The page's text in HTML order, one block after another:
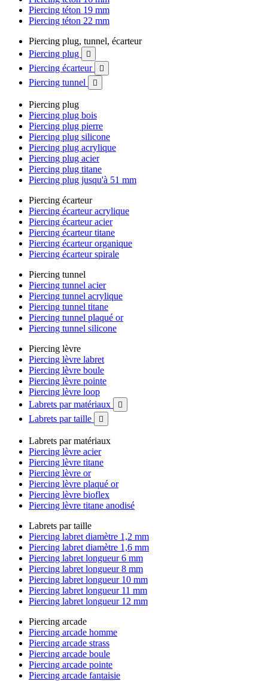
Piercing téton 19 mm
Piercing téton 22 mm
Piercing plug, tunnel, écarteur
Piercing plug

Piercing écarteur 
Piercing tunnel 
Piercing plug
Piercing plug bois
Piercing plug pierre
Piercing plug silicone
Piercing plug acrylique
Piercing plug acier
Piercing plug titane
Piercing plug jusqu'à 51 mm
Piercing écarteur
Piercing écarteur acrylique
Piercing écarteur acier
Piercing écarteur titane
Piercing écarteur organique
Piercing écarteur spirale
Piercing tunnel
Piercing tunnel acier
Piercing tunnel acrylique
Piercing tunnel titane
Piercing tunnel plaqué or
Piercing tunnel silicone
Piercing lèvre
Piercing lèvre labret
Piercing lèvre boule
Piercing lèvre pointe
Piercing lèvre loop
Labrets par matériaux

Labrets par taille 
Labrets par matériaux
Piercing lèvre acier
Piercing lèvre titane
Piercing lèvre or
Piercing lèvre plaqué or
Piercing lèvre bioflex
Piercing lèvre titane anodisé
Labrets par taille
Piercing labret diamètre 1,2 mm
Piercing labret diamètre 1,6 mm
Piercing labret longueur 6 mm
Piercing labret longueur 8 mm
Piercing labret longueur 10 mm
Piercing labret longueur 11 mm
Piercing labret longueur 12 mm
Piercing arcade
Piercing arcade homme
Piercing arcade strass
Piercing arcade boule
Piercing arcade pointe
Piercing arcade fantaisie